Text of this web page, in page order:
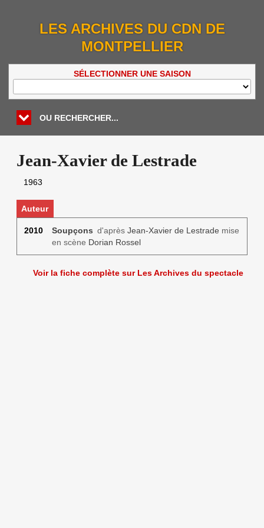
LES ARCHIVES DU CDN DE
MONTPELLIER
SÉLECTIONNER UNE SAISON
OU RECHERCHER...
Jean-Xavier de Lestrade
1963
Auteur
2010 Soupçons d'après Jean-Xavier de Lestrade mise
en scène Dorian Rossel
Voir la fiche complète sur Les Archives du spectacle